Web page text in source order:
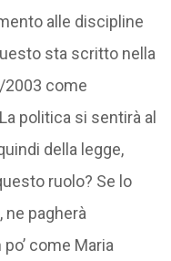
alle discipline
sta scritto nella
2003 come
politica si sentirà al
della legge,
ruolo? Se lo
pagherà
come Maria